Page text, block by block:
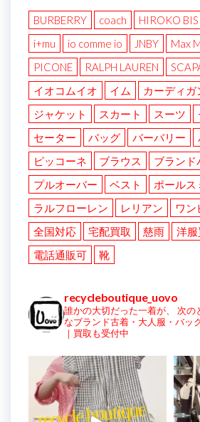
BURBERRY coach HIROKO BIS
i+mu
io comme io JNBY Max
PICONE
RALPH LAUREN
イオコムイオ
イム カーディガ
ジャケット
スカート スーツ
セーター
バッグ バーバリー
ピッコーネ
ブラウス
ブランド
プルオーバー
ベスト ポールス
ラルフローレン
レリアン ワン
全国対応
宅配買取 慈雨 洋服
電話通販可
靴
recycleboutique_uovo
誰かの大切だった一着が、 次の
なブランド古着・大人服・バッ
｜買取も受付中